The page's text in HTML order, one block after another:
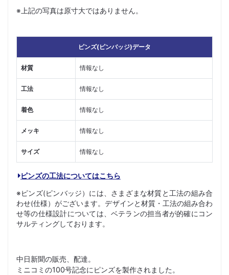
※上記の写真は原寸大ではありません。
ピンズ(ピンバッジ)データ
材質 情報なし
工法 情報なし
着色 情報なし
メッキ 情報なし
サイズ 情報なし
ピンズの工法についてはこちら
※ピンズ(ピンバッジ）には、さまざまな材質と工法の組み合
わせ(仕様）がございます。デザインと材質・工法の組み合わ
せ等の仕様設計については、ベテランの担当者が的確にコン
サルティングしております。
中日新聞の販売、配達。
ミニコミの100号記念にピンズを製作されました。